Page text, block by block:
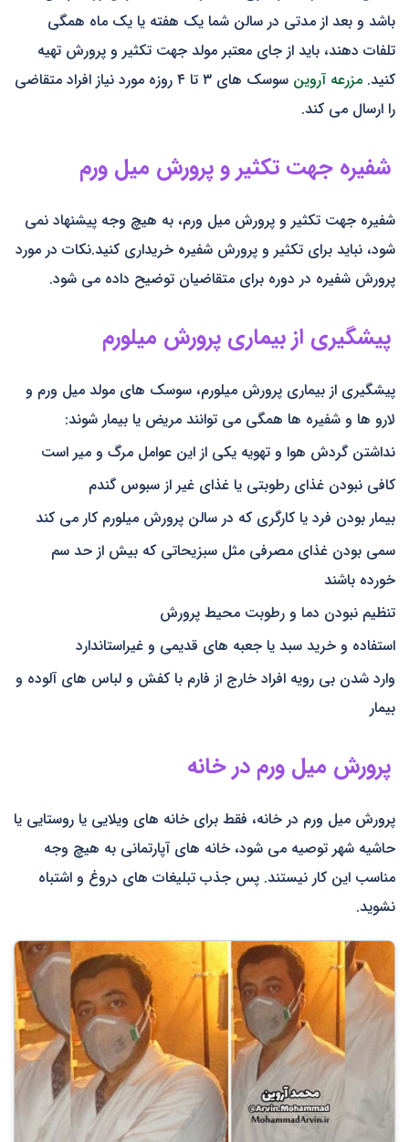
باشد و بعد از مدتی در سالن شما یک هفته یا یک ماه همگی
تلفات دهند، باید از جای معتبر مولد جهت تکثیر و پرورش تهیه
کنید. مزرعه آروین
سوسک های ۳ تا ۴ روزه مورد نیاز افراد متقاضی
را ارسال می کند.
شفیره جهت تکثیر و پرورش میل ورم
شفیره جهت تکثیر و پرورش میل ورم، به هیچ وجه پیشنهاد نمی
شود، نباید برای تکثیر و پرورش شفیره خریداری کنید.نکات در مورد
پرورش شفیره در دوره برای متقاضیان توضیح داده می شود.
پیشگیری از بیماری پرورش میلورم
پیشگیری از بیماری پرورش میلورم، سوسک های مولد میل ورم و
لارو ها و شفیره ها همگی می توانند مریض یا بیمار شوند:
نداشتن گردش هوا و تهویه یکی از این عوامل مرگ و میر است
کافی نبودن غذای رطوبتی یا غذای غیر از سبوس گندم
بیمار بودن فرد یا کارگری که در سالن پرورش میلورم کار می کند
سمی بودن غذای مصرفی مثل سبزیحاتی که بیش از حد سم
خورده باشند
تنظیم نبودن دما و رطوبت محیط پرورش
استفاده و خرید سبد یا جعبه های قدیمی و غیراستاندارد
وارد شدن بی رویه افراد خارج از فارم با کفش و لباس های آلوده و
بیمار
پرورش میل ورم در خانه
پرورش میل ورم در خانه، فقط برای خانه های ویلایی یا روستایی یا
حاشیه شهر توصیه می شود، خانه های آپارتمانی به هیچ وجه
مناسب این کار نیستند. پس جذب تبلیغات های دروغ و اشتباه
نشوید.